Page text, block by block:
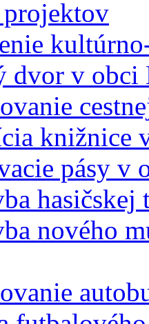
dvor v obci
knižnice
pásy v
nového